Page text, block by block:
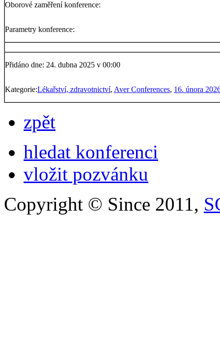
Oborové zaměření konference:
Parametry konference:
Přidáno dne: 24. dubna 2025 v 00:00
Kategorie:Lékařství, zdravotnictví, Aver Conferences, 16. února
zpět
hledat konferenci
vložit pozvánku
Copyright © Since 2011,